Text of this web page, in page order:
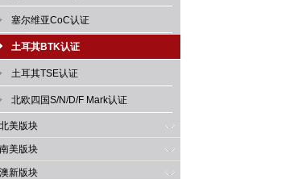
塞尔维亚CoC认证
土耳其BTK认证
土耳其TSE认证
北欧四国S/N/D/F Mark认证
北美版块
南美版块
澳新版块